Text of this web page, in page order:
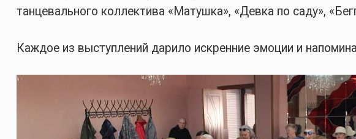
танцевального коллектива «Матушка», «Девка по саду»,
Каждое из выступлений дарило искренние эмоции и